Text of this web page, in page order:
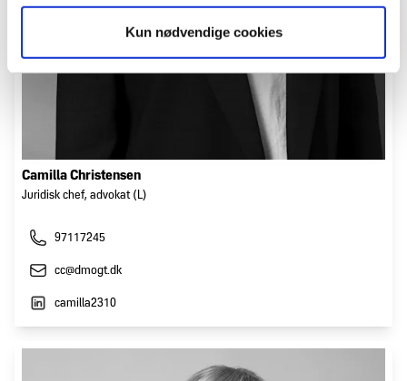
Kun nødvendige cookies
Camilla Christensen
Juridisk chef, advokat (L)
97117245
cc@dmogt.dk
camilla2310